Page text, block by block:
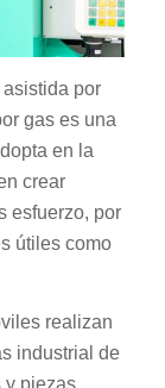
por
gas es una
en la
crear
esfuerzo, por
útiles como
realizan
industrial de
y piezas